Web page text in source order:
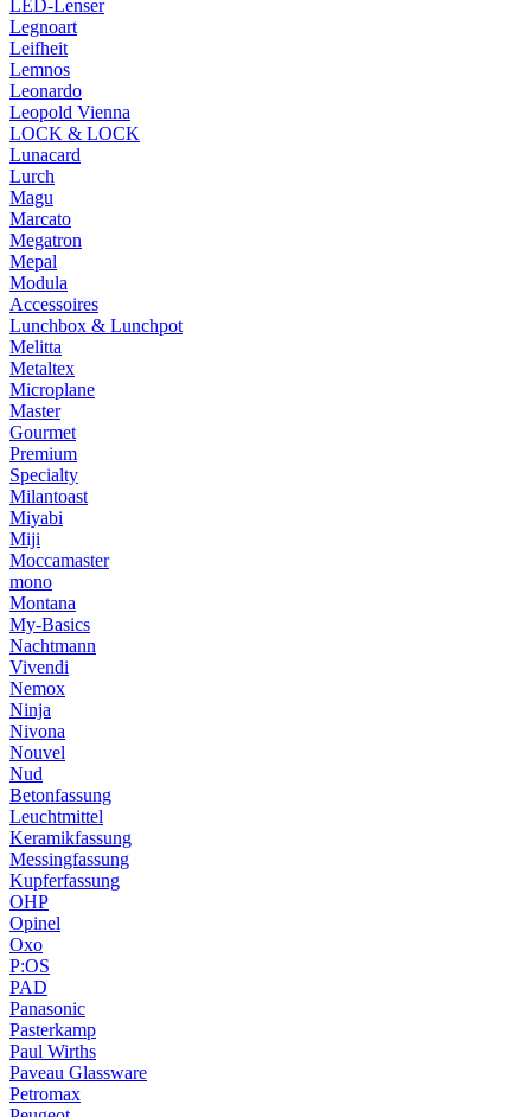
LED-Lenser
Legnoart
Leifheit
Lemnos
Leonardo
Leopold Vienna
LOCK & LOCK
Lunacard
Lurch
Magu
Marcato
Megatron
Mepal
Modula
Accessoires
Lunchbox & Lunchpot
Melitta
Metaltex
Microplane
Master
Gourmet
Premium
Specialty
Milantoast
Miyabi
Miji
Moccamaster
mono
Montana
My-Basics
Nachtmann
Vivendi
Nemox
Ninja
Nivona
Nouvel
Nud
Betonfassung
Leuchtmittel
Keramikfassung
Messingfassung
Kupferfassung
OHP
Opinel
Oxo
P:OS
PAD
Panasonic
Pasterkamp
Paul Wirths
Paveau Glassware
Petromax